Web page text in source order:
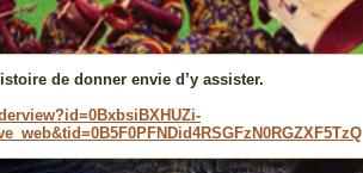
de donner envie d’y assister.